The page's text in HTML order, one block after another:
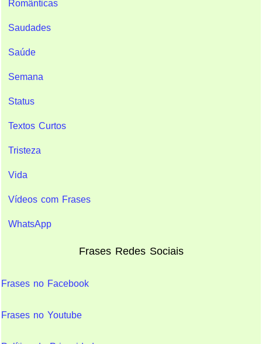
Românticas
Saudades
Saúde
Semana
Status
Textos Curtos
Tristeza
Vida
Vídeos com Frases
WhatsApp
Frases Redes Sociais
Frases no Facebook
Frases no Youtube